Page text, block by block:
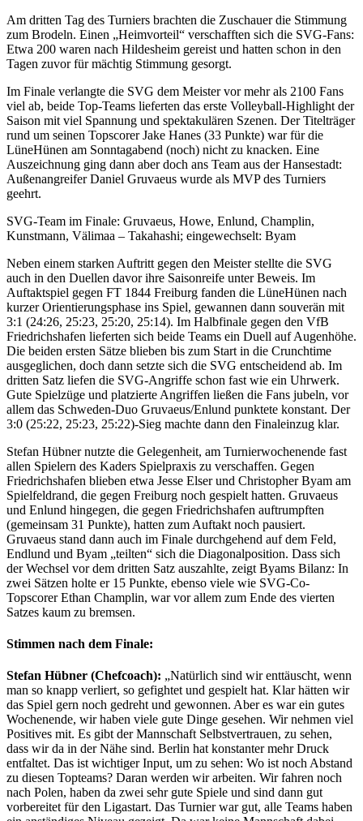
Am dritten Tag des Turniers brachten die Zuschauer die Stimmung
zum Brodeln. Einen „Heimvorteil“ verschafften sich die SVG-Fans:
Etwa 200 waren nach Hildesheim gereist und hatten schon in den
Tagen zuvor für mächtig Stimmung gesorgt.
Im Finale verlangte die SVG dem Meister vor mehr als 2100 Fans
viel ab, beide Top-Teams lieferten das erste Volleyball-Highlight der
Saison mit viel Spannung und spektakulären Szenen. Der Titelträger
rund um seinen Topscorer Jake Hanes (33 Punkte) war für die
LüneHünen am Sonntagabend (noch) nicht zu knacken. Eine
Auszeichnung ging dann aber doch ans Team aus der Hansestadt:
Außenangreifer Daniel Gruvaeus wurde als MVP des Turniers
geehrt.
SVG-Team im Finale: Gruvaeus, Howe, Enlund, Champlin,
Kunstmann, Välimaa – Takahashi; eingewechselt: Byam
Neben einem starken Auftritt gegen den Meister stellte die SVG
auch in den Duellen davor ihre Saisonreife unter Beweis. Im
Auftaktspiel gegen FT 1844 Freiburg fanden die LüneHünen nach
kurzer Orientierungsphase ins Spiel, gewannen dann souverän mit
3:1 (24:26, 25:23, 25:20, 25:14). Im Halbfinale gegen den VfB
Friedrichshafen lieferten sich beide Teams ein Duell auf Augenhöhe.
Die beiden ersten Sätze blieben bis zum Start in die Crunchtime
ausgeglichen, doch dann setzte sich die SVG entscheidend ab. Im
dritten Satz liefen die SVG-Angriffe schon fast wie ein Uhrwerk.
Gute Spielzüge und platzierte Angriffen ließen die Fans jubeln, vor
allem das Schweden-Duo Gruvaeus/Enlund punktete konstant. Der
3:0 (25:22, 25:23, 25:22)-Sieg machte dann den Finaleinzug klar.
Stefan Hübner nutzte die Gelegenheit, am Turnierwochenende fast
allen Spielern des Kaders Spielpraxis zu verschaffen. Gegen
Friedrichshafen blieben etwa Jesse Elser und Christopher Byam am
Spielfeldrand, die gegen Freiburg noch gespielt hatten. Gruvaeus
und Enlund hingegen, die gegen Friedrichshafen auftrumpften
(gemeinsam 31 Punkte), hatten zum Auftakt noch pausiert.
Gruvaeus stand dann auch im Finale durchgehend auf dem Feld,
Endlund und Byam „teilten“ sich die Diagonalposition. Dass sich
der Wechsel vor dem dritten Satz auszahlte, zeigt Byams Bilanz: In
zwei Sätzen holte er 15 Punkte, ebenso viele wie SVG-Co-
Topscorer Ethan Champlin, war vor allem zum Ende des vierten
Satzes kaum zu bremsen.
Stimmen nach dem Finale:
Stefan Hübner (Chefcoach): „Natürlich sind wir enttäuscht, wenn
man so knapp verliert, so gefightet und gespielt hat. Klar hätten wir
das Spiel gern noch gedreht und gewonnen. Aber es war ein gutes
Wochenende, wir haben viele gute Dinge gesehen. Wir nehmen viel
Positives mit. Es gibt der Mannschaft Selbstvertrauen, zu sehen,
dass wir da in der Nähe sind. Berlin hat konstanter mehr Druck
entfaltet. Das ist wichtiger Input, um zu sehen: Wo ist noch Abstand
zu diesen Topteams? Daran werden wir arbeiten. Wir fahren noch
nach Polen, haben da zwei sehr gute Spiele und sind dann gut
vorbereitet für den Ligastart. Das Turnier war gut, alle Teams haben